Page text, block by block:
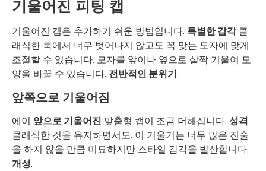
기울어진 피팅 캡
기울어진 캡은 추가하기 쉬운 방법입니다. 특별한 감각클
래식한 룩에서 너무 벗어나지 않고도 꼭 맞는 모자에 맞게
조절할 수 있습니다. 모자를 앞이나 옆으로 살짝 기울여 모
양을 바꿀 수 있습니다. 전반적인 분위기.
앞쪽으로 기울어짐
에이 앞으로 기울어진 맞춤형 캡이 조금 더해집니다. 성격
클래식한 것을 유지하면서도. 이 기울기는 너무 많은 진술
을 하지 않을 만큼 미묘하지만 스타일 감각을 발산합니다.
개성.